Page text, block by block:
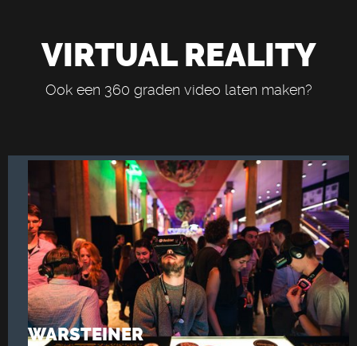
VIRTUAL REALITY
Ook een 360 graden video laten maken?
WARSTEINER